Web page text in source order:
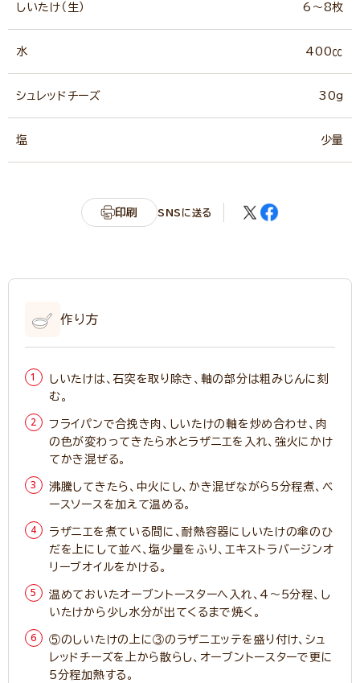
しいたけ（生） 6～8枚
水 400㏄
シュレッドチーズ 30g
塩 少量
印刷 SNSに送る
作り方
しいたけは、石突を取り除き、軸の部分は粗みじんに刻
む。
フライパンで合挽き肉、しいたけの軸を炒め合わせ、肉
の色が変わってきたら水とラザニエを入れ、強火にかけ
てかき混ぜる。
沸騰してきたら、中火にし、かき混ぜながら5分程煮、ベ
ースソースを加えて温める。
ラザニエを煮ている間に、耐熱容器にしいたけの傘のひ
だを上にして並べ、塩少量をふり、エキストラバージンオ
リーブオイルをかける。
温めておいたオーブントースターへ入れ、4～5分程、し
いたけから少し水分が出てくるまで焼く。
⑤のしいたけの上に③のラザニエッテを盛り付け、シュ
レッドチーズを上から散らし、オーブントースターで更に
5分程加熱する。